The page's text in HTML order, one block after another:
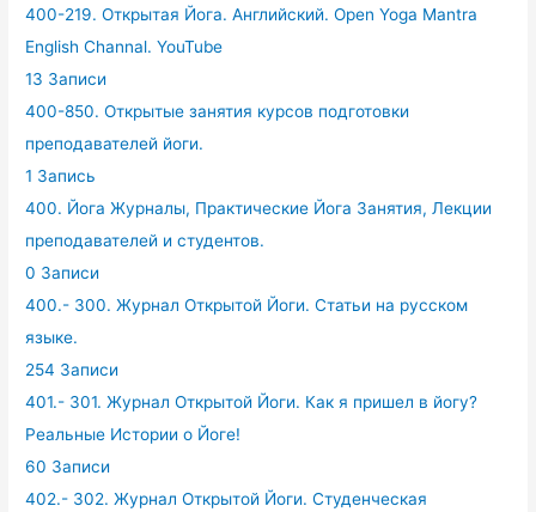
400-219. Открытая Йога. Английский. Open Yoga Mantra
English Channal. YouTube
13 Записи
400-850. Открытые занятия курсов подготовки
преподавателей йоги.
1 Запись
400. Йога Журналы, Практические Йога Занятия, Лекции
преподавателей и студентов.
0 Записи
400.- 300. Журнал Открытой Йоги. Статьи на русском
языке.
254 Записи
401.- 301. Журнал Открытой Йоги. Как я пришел в йогу?
Реальные Истории о Йоге!
60 Записи
402.- 302. Журнал Открытой Йоги. Студенческая